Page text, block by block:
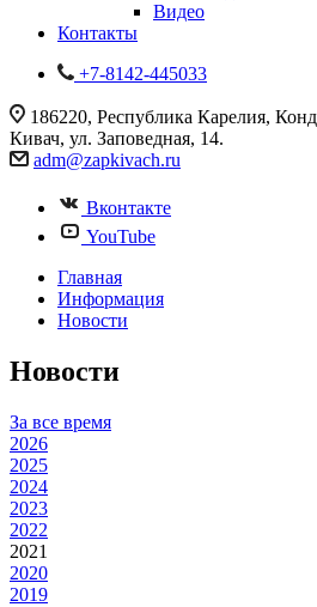
Видео
Контакты
+7-8142-445033
186220, Республика Карелия,
Кивач, ул. Заповедная, 14.
adm@zapkivach.ru
Вконтакте
YouTube
Главная
Информация
Новости
Новости
За все время
2026
2025
2024
2023
2022
2021
2020
2019